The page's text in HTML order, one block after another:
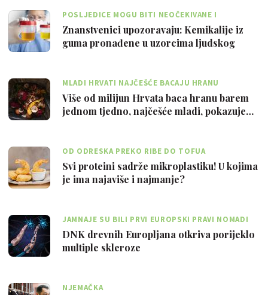
POSLJEDICE MOGU BITI NEOČEKIVANE I
DALEKOSEŽNE
Znanstvenici upozoravaju: Kemikalije iz
guma pronađene u uzorcima ljudskog
MLADI HRVATI NAJČEŠĆE BACAJU HRANU
Više od milijun Hrvata baca hranu barem
jednom tjedno, najčešće mladi, pokazuje…
OD ODRESKA PREKO RIBE DO TOFUA
Svi proteini sadrže mikroplastiku! U kojima
je ima najaviše i najmanje?
JAMNAJE SU BILI PRVI EUROPSKI PRAVI NOMADI
DNK drevnih Europljana otkriva porijeklo
multiple skleroze
NJEMAČKA